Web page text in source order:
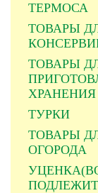
ТЕРМОСА
ТОВАРЫ
ТОВАРЫ
ТУРКИ
ТОВАРЫ
ОГОРОДА